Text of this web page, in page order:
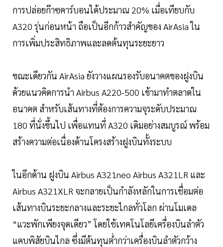
การปล่อยก๊าซคาร์บอนได้ประมาณ 20% เมื่อเทียบกับ
A320 รุ่นก่อนหน้า ถือเป็นอีกก้าวสำคัญของ AirAsia ใน
การเพิ่มประสิทธิภาพและลดต้นทุนระยะยาว
ขณะเดียวกัน AirAsia ยังวางแผนรองรับอนาคตของฝูงบิน
ด้วยแนวคิดการนำ Airbus A220-500 เข้ามาทำตลาดใน
อนาคต สำหรับเส้นทางที่ต้องการความจุระดับประมาณ
180 ที่นั่งขึ้นไป เพื่อแทนที่ A320 เดิมอย่างสมบูรณ์ พร้อม
สร้างความต่อเนื่องด้านโครงสร้างฝูงบินทั้งระบบ
ในอีกด้าน ฝูงบิน Airbus A321neo Airbus A321LR และ
Airbus A321XLR จะกลายเป็นกำลังหลักในการเชื่อมต่อ
เส้นทางบินระยะกลางและระยะไกลทั่วโลก ผ่านโมเดล
“แวะพักเพียงจุดเดียว” โดยใช้เทคโนโลยีเครื่องบินลำตัว
แคบพิสัยบินไกล ซึ่งมีต้นทุนต่ำกว่าเครื่องบินลำตัวกว้าง